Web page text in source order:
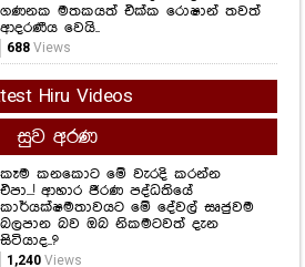
සුව අරණ
කෑම කනකොට මේ වැරදි කරන්න
එපා...! ආහාර ජීරණ පද්ධතියේ
කාර්යක්ෂමතාවයට මේ දේවල් සෘජුවම
බලපාන බව ඔබ නිකමටවත් දැන
සිටියාද..?
1,240Views
අධි රුධිර පීඩනය ඔබ හිතනවාට වඩා
හානිදායක විය හැකියි.. සිතිය යුතු
කාරණා කිහිපයක් ගැන ඇසෙන විශේෂ
කතාවක් මෙන්න..
1,846Views